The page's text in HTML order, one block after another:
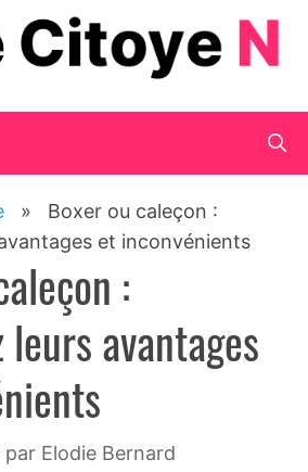
» Boxer ou caleçon :
et inconvénients
:
leurs avantages
par Elodie Bernard